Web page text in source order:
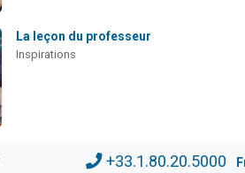
La leçon du professeur
Inspirations
+33.1.80.20.5000